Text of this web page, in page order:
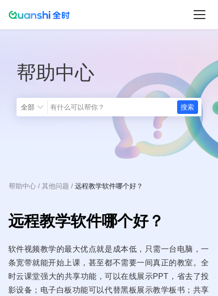
帮助中心
全部
面
帮助中心 其他问题 远程教学软件哪个好？
远程教学软件哪个好？
软件视频教学的最大优点就是成本低，只需一台电脑，一
条宽带就能开始上课，甚至都不需要一间真正的教室。全
时云课堂强大的共享功能，可以在线展示PPT，省去了投
影设备；电子白板功能可以代替黑板展示教学板书；共享